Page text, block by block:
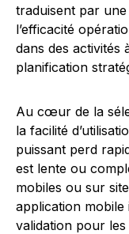
traduisent par
l’efficacité
dans des activités
planification
Au cœur de la
la facilité
puissant perd
est lente ou
mobiles ou sur
application mobile
validation pour